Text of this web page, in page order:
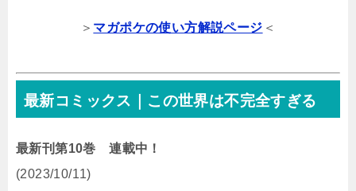
＞ マガポケの使い方解説ページ ＜
最新コミックス｜この世界は不完全すぎる
最新刊第10巻 連載中！
(2023/10/11)